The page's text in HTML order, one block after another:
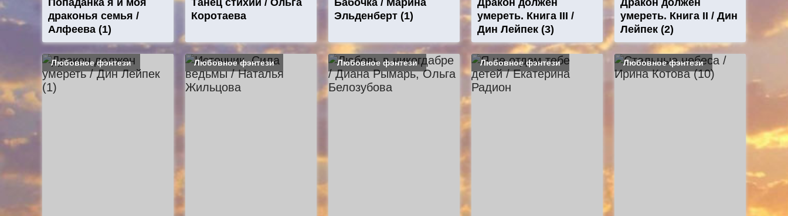
Попаданка я и моя
драконья семья /
Алфеева (1)
Танец стихий / Ольга
Коротаева
Бабочка / Марина
Эльденберт (1)
Дракон должен
умереть. Книга III /
Дин Лейпек (3)
Дракон должен
умереть. Книга II / Дин
Лейпек (2)
Любовное фэнтези Любовное фэнтези Любовное фэнтези Любовное фэнтези Любовное фэнтези